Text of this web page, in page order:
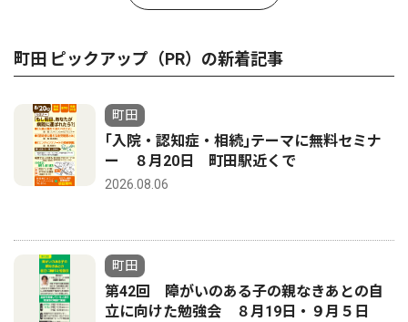
町田 ピックアップ（PR）の新着記事
町田
｢入院・認知症・相続｣テーマに無料セミナ
ー ８月20日 町田駅近くで
2026.08.06
町田
第42回 障がいのある子の親なきあとの自
立に向けた勉強会 ８月19日・９月５日